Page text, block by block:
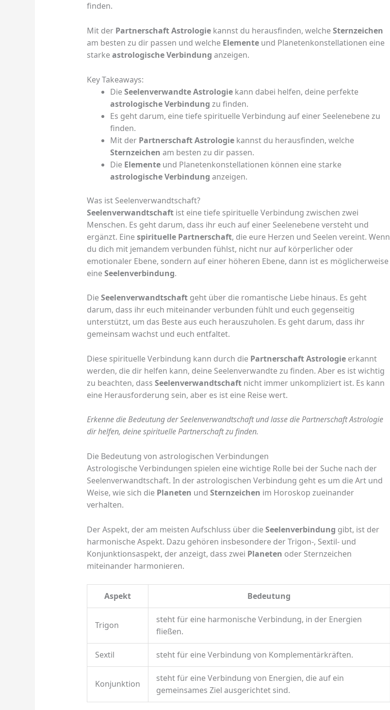
finden.
Mit der Partnerschaft Astrologiekannst du herausfinden, welcheSternzeichen
am besten zu dir passen und welche Elementeund Planetenkonstellationen eine
starkeastrologische Verbindung anzeigen.
Key Takeaways:
DieSeelenverwandte Astrologiekann dabei helfen, deine perfekte
astrologische Verbindung zu finden.
Es geht darum, eine tiefe spirituelle Verbindung auf einer Seelenebene zu
finden.
Mit der Partnerschaft Astrologiekannst du herausfinden, welche
Sternzeichen am besten zu dir passen.
Die Elementeund Planetenkonstellationen können eine starke
astrologische Verbindung anzeigen.
Was ist Seelenverwandtschaft?
Seelenverwandtschaftist eine tiefe spirituelle Verbindung zwischen zwei
Menschen. Es geht darum, dass ihr euch auf einer Seelenebene versteht und
ergänzt. Einespirituelle Partnerschaft, die eure Herzen und Seelen vereint. Wenn
du dich mit jemandem verbunden fühlst, nicht nur auf körperlicher oder
emotionaler Ebene, sondern auf einer höheren Ebene, dann ist es möglicherweise
eineSeelenverbindung.
DieSeelenverwandtschaftgeht über die romantische Liebe hinaus. Es geht
darum, dass ihr euch miteinander verbunden fühlt und euch gegenseitig
unterstützt, um das Beste aus euch herauszuholen. Es geht darum, dass ihr
gemeinsam wachst und euch entfaltet.
Diese spirituelle Verbindung kann durch die Partnerschaft Astrologieerkannt
werden, die dir helfen kann, deine Seelenverwandte zu finden. Aber es ist wichtig
zu beachten, dass Seelenverwandtschaftnicht immer unkompliziert ist. Es kann
eine Herausforderung sein, aber es ist eine Reise wert.
Erkenne die Bedeutung der Seelenverwandtschaft und lasse die Partnerschaft Astrologie
dir helfen, deine spirituelle Partnerschaft zu finden.
Die Bedeutung von astrologischen Verbindungen
Astrologische Verbindungen spielen eine wichtige Rolle bei der Suche nach der
Seelenverwandtschaft. In der astrologischen Verbindung geht es um die Art und
Weise, wie sich die Planeten und Sternzeichen im Horoskop zueinander
verhalten.
Der Aspekt, der am meisten Aufschluss über dieSeelenverbindung gibt, ist der
harmonische Aspekt. Dazu gehören insbesondere der Trigon-, Sextil- und
Konjunktionsaspekt, der anzeigt, dass zwei Planeten oder Sternzeichen
miteinander harmonieren.
Aspekt Bedeutung
Trigon
steht für eine harmonische Verbindung, in der Energien
fließen.
Sextil steht für eine Verbindung von Komplementärkräften.
Konjunktion
steht für eine Verbindung von Energien, die auf ein
gemeinsames Ziel ausgerichtet sind.